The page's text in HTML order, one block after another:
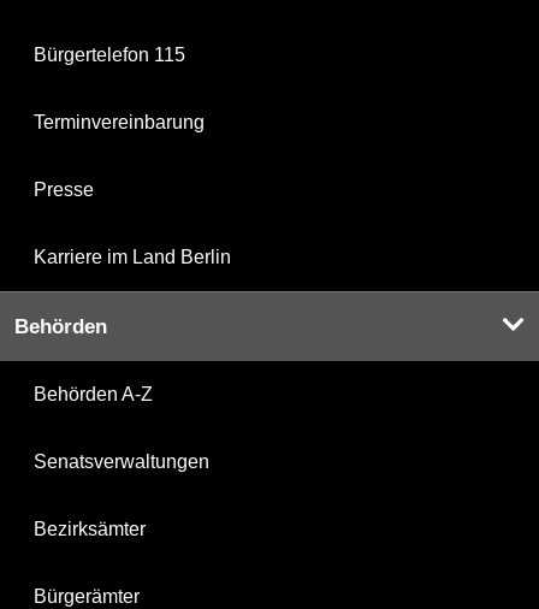
Bürgertelefon 115
Terminvereinbarung
Presse
Karriere im Land Berlin
Behörden
Behörden A-Z
Senatsverwaltungen
Bezirksämter
Bürgerämter